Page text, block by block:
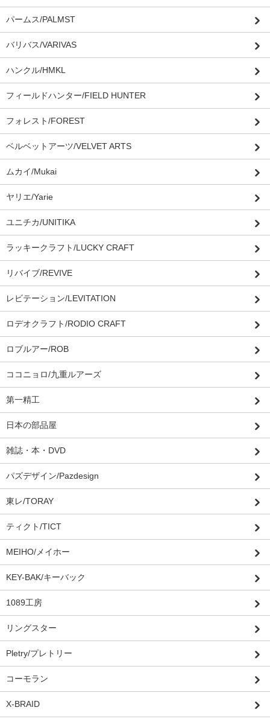
パームス/PALMST
バリバス/VARIVAS
ハンクル/HMKL
フィールドハンター/FIELD HUNTER
フォレスト/FOREST
ベルベットアーツ/VELVET ARTS
ムカイ/Mukai
ヤリエ/Yarie
ユニチカ/UNITIKA
ラッキークラフト/LUCKY CRAFT
リバイブ/REVIVE
レビテーション/LEVITATION
ロデオクラフト/RODIO CRAFT
ロブルアー/ROB
ココニョロ/九重ルアーズ
第一精工
日本の部品屋
雑誌・本・DVD
パズデザイン/Pazdesign
東レ/TORAY
ティクト/TICT
MEIHO/メイホー
KEY-BAK/キーバック
1089工房
リングスター
Pletry/プレトリー
コーモラン
X-BRAID